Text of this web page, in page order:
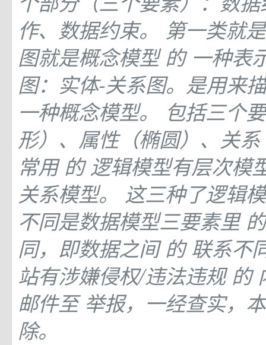
作、数据约束。 第一类就
图就是概念模型的 一种表
图：实体-关系图。是用来
一种概念模型。 包括三个
形）、属性（椭圆）、关
常用 的逻辑模型有层次模
关系模型。 这三种了逻辑
不同是数据模型三要素里
同，即数据之间的联系不
站有涉嫌侵权/违法违规的
邮件至 举报，一经查实，
除。